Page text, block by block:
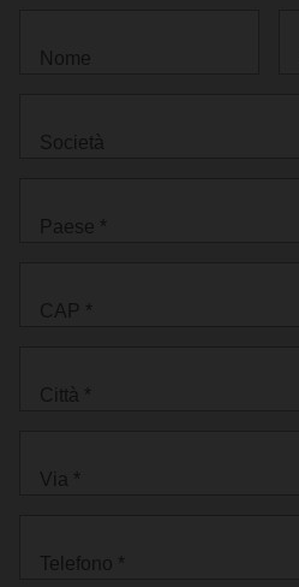
Nome
Società
Paese *
CAP *
Città *
Via *
Telefono *